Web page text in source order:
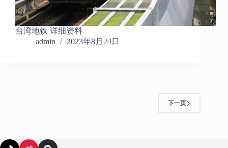
台湾地铁 详细资料
admin
2023年8月24日
下一页